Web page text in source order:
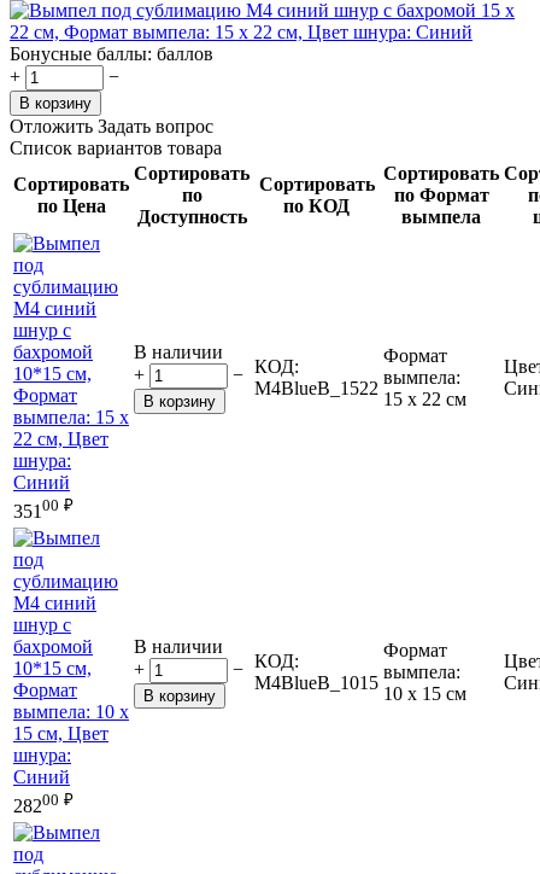
Бонусные баллы: баллов
+
−
В корзину
Отложить Задать вопрос
Список вариантов товара
Сортировать
по Цена
Сортировать
по
Доступность
Сортировать
по КОД
Сортировать
по Формат
вымпела
351 00 ₽
В наличии
+
−
В корзину
КОД:
M4BlueB_1522
Формат
вымпела:
15 х 22 см
28200 ₽
В наличии
+
−
В корзину
КОД:
M4BlueB_1015
Формат
вымпела:
10 х 15 см